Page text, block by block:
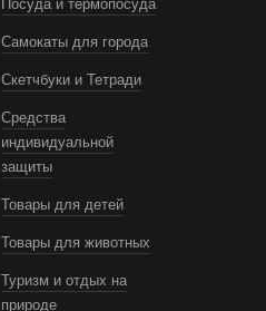
Посуда и термопосуда
Самокаты для города
Скетчбуки и Тетради
Средства
индивидуальной
защиты
Товары для детей
Товары для животных
Туризм и отдых на
природе